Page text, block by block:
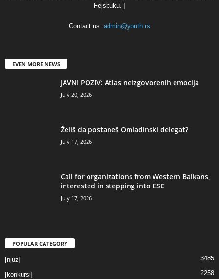
Fejsbuku. ]
Contact us: admin@youth.rs
EVEN MORE NEWS
JAVNI POZIV: Atlas neizgovorenih emocija
July 20, 2026
Želiš da postaneš Omladinski delegat?
July 17, 2026
Call for organizations from Western Balkans,
interested in stepping into ESC
July 17, 2026
POPULAR CATEGORY
[njuz] 3485
[konkursi] 2258